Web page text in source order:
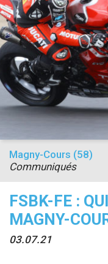
FSBK-FE :
MAGNY-
03.07.21
Magny-Cours (58)
Communiqués